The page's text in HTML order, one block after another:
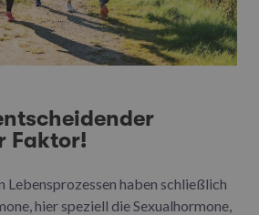
Faktor!
Lebensprozessen haben schließlich
hier speziell die Sexualhormone,